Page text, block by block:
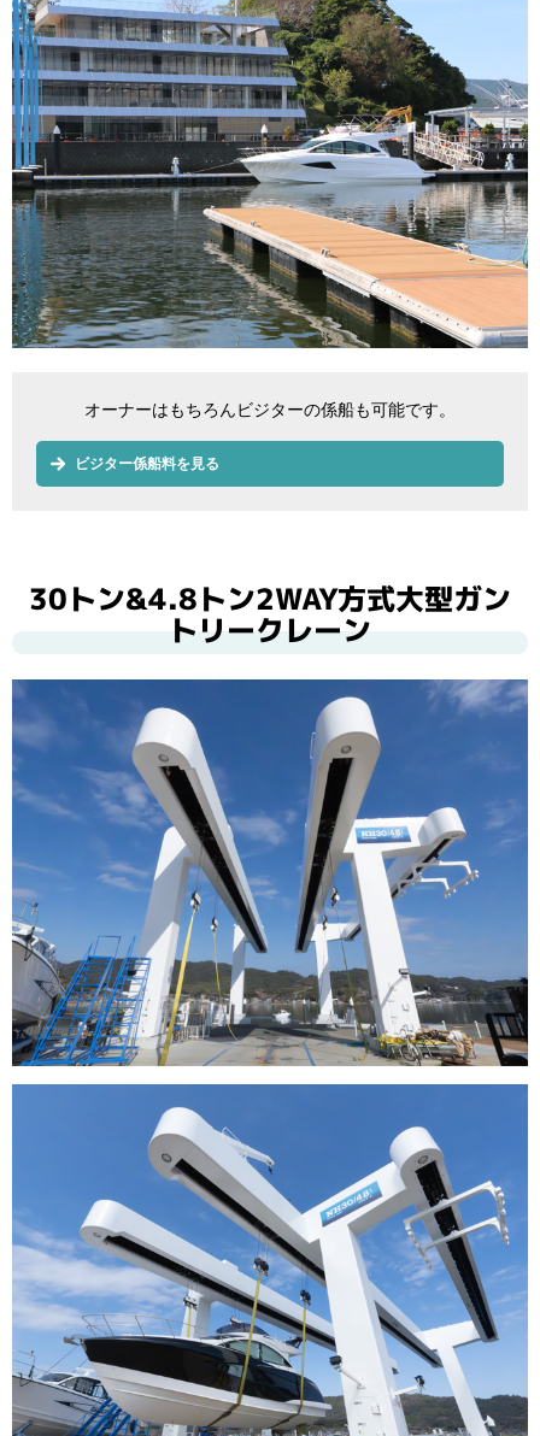
オーナーはもちろんビジターの係船も可能です。
ビジター係船料を見る
30トン&4.8トン2WAY方式大型ガン
トリークレーン